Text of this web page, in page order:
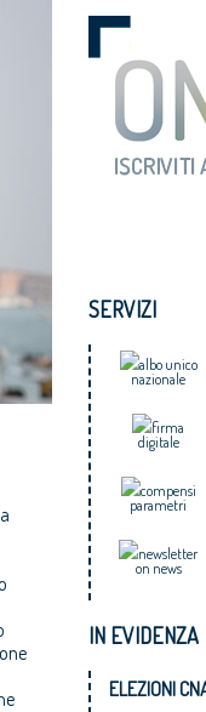
SERVIZI
albo unico
nazionale
firma
digitale
compensi
parametri
newsletter
on news
IN EVIDENZA
ELEZIONI